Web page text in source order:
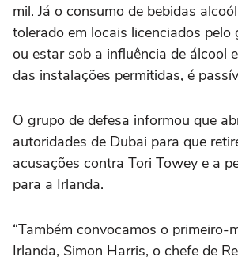
mil. Já o consumo de bebidas
tolerado em locais licenciados pelo
ou estar sob a influência de álcool
das instalações permitidas, é
O grupo de defesa informou que
autoridades de Dubai para que
acusações contra Tori Towey e a
para a Irlanda.
“Também convocamos o primeiro-
Irlanda, Simon Harris, o chefe de